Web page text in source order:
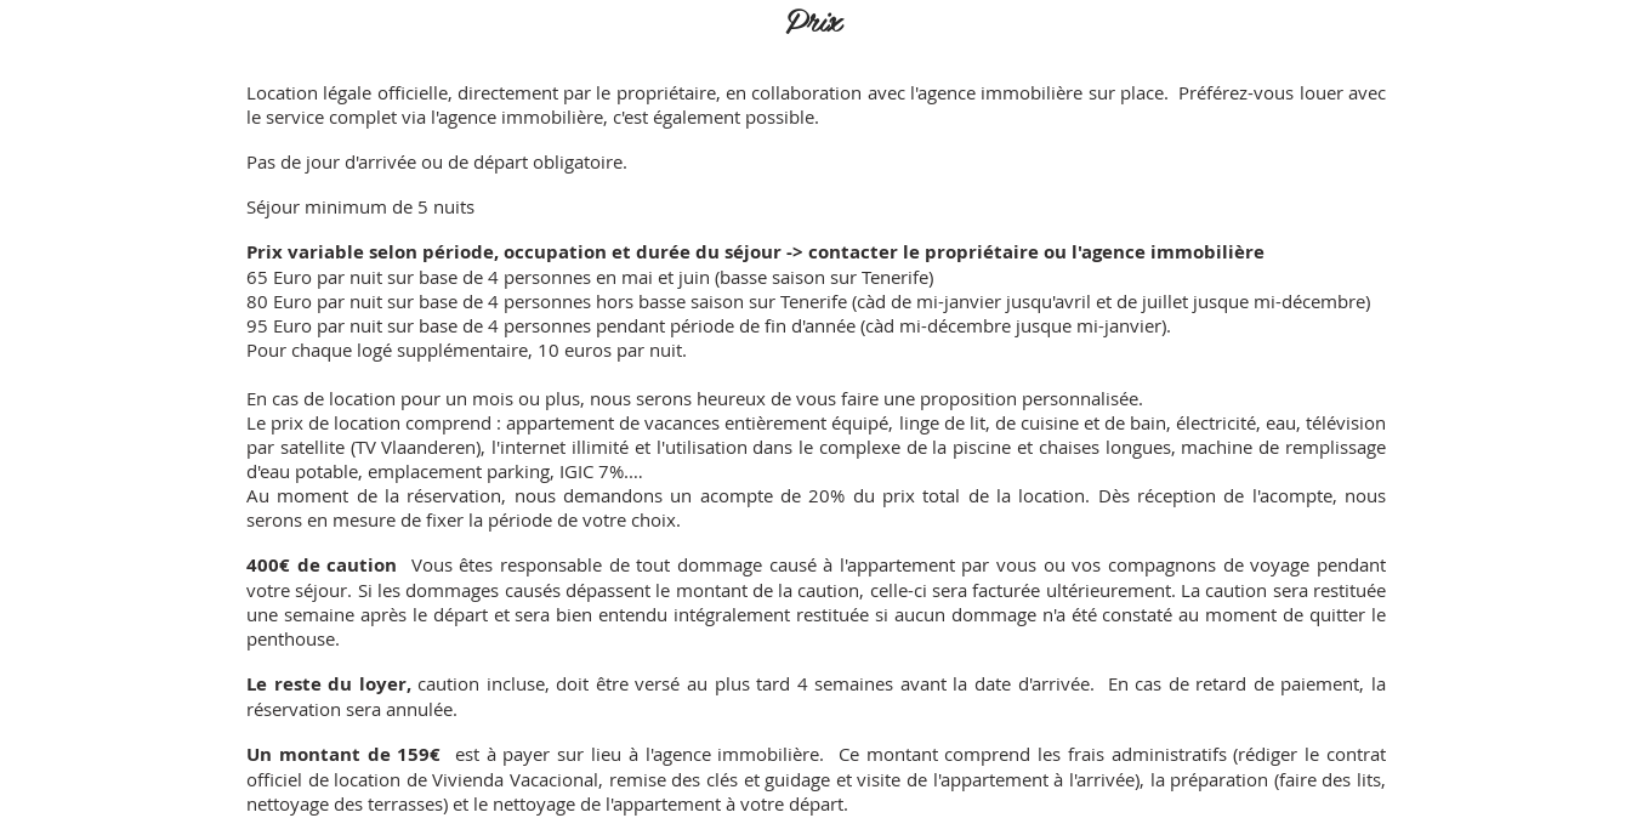
Prix
Location légale officielle, directement par le propriétaire, en collaboration avec l'agence immobilière sur place. Préférez-vous louer avec
le service complet via l'agence immobilière, c'est également possible.
Pas de jour d'arrivée ou de départ obligatoire.
Séjour minimum de 5 nuits
Prix variable selon période, occupation et durée du séjour -> contacter le propriétaire ou l'agence immobilière
65 Euro par nuit sur base de 4 personnes en mai et juin (basse saison sur Tenerife)
80 Euro par nuit sur base de 4 personnes hors basse saison sur Tenerife (càd de mi-janvier jusqu'avril et de juillet jusque mi-décembre)
95 Euro par nuit sur base de 4 personnes pendant période de fin d'année (càd mi-décembre jusque mi-janvier).
Pour chaque logé supplémentaire, 10 euros par nuit.
En cas de location pour un mois ou plus, nous serons heureux de vous faire une proposition personnalisée.
Le prix de location comprend : appartement de vacances entièrement équipé, linge de lit, de cuisine et de bain, électricité, eau, télévision
par satellite (TV Vlaanderen), l'internet illimité et l'utilisation dans le complexe de la piscine et chaises longues, machine de remplissage
d'eau potable, emplacement parking, IGIC 7%.…
Au moment de la réservation, nous demandons un acompte de 20% du prix total de la location. Dès réception de l'acompte, nous
serons en mesure de fixer la période de votre choix.
400€ de caution
Vous êtes responsable de tout dommage causé à l'appartement par vous ou vos compagnons de voyage pendant
votre séjour. Si les dommages causés dépassent le montant de la caution, celle-ci sera facturée ultérieurement. La caution sera restituée
une semaine après le départ et sera bien entendu intégralement restituée si aucun dommage n'a été constaté au moment de quitter le
penthouse.
Le reste du loyer,caution incluse, doit être versé au plus tard 4 semaines avant la date d'arrivée.
En cas de retard de paiement, la
réservation sera annulée.
Un montant de 159€ est à payer sur lieu à l'agence immobilière.
Ce montant comprend les frais administratifs (rédiger le contrat
officiel de location de Vivienda Vacacional, remise des clés et guidage et visite de l'appartement à l'arrivée), la préparation (faire des lits,
nettoyage des terrasses) et le nettoyage de l'appartement à votre départ.